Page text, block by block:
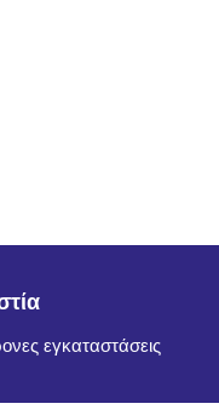
εγκαταστάσεις